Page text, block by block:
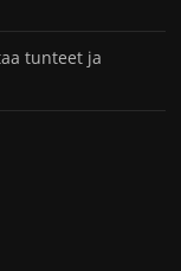
tunteet ja